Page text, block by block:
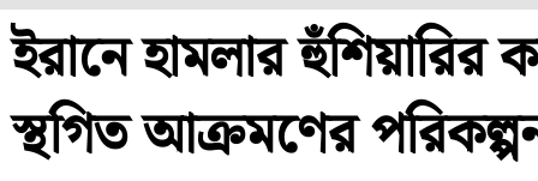
ফুল চাষ ফল চাষ মাছ চাষ পোল্ট্রি
উত্তর ২৪
ইরানে হামলার
স্থগিত আক্রমণের